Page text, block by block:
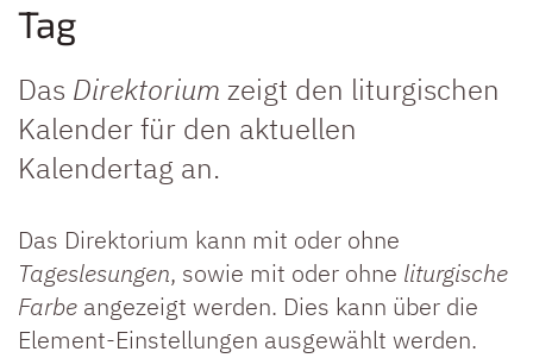
Tag
Das Direktorium zeigt den liturgischen
Kalender für den aktuellen
Kalendertag an.
Das Direktorium kann mit oder ohne
Tageslesungen, sowie mit oder ohne liturgische
Farbe angezeigt werden. Dies kann über die
Element-Einstellungen ausgewählt werden.